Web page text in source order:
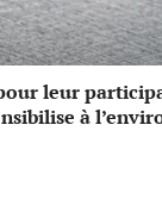
leur
à